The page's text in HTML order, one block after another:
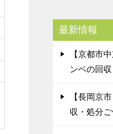
最新情報
【京都市
ンベの回
【長岡京
収・処分